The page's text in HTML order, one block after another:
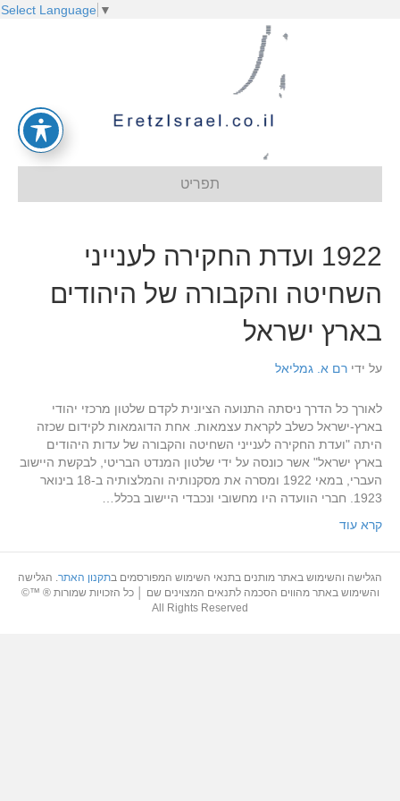
Select Language ▼
תפריט
1922 ועדת החקירה לענייני
השחיטה והקבורה של היהודים
בארץ ישראל
על ידי רם א. גמליאל
לאורך כל הדרך ניסתה התנועה הציונית לקדם שלטון מרכזי יהודי
בארץ-ישראל כשלב לקראת עצמאות. אחת הדוגמאות לקידום שכזה
היתה "ועדת החקירה לענייני השחיטה והקבורה של עדות היהודים
בארץ ישראל" אשר כונסה על ידי שלטון המנדט הבריטי, לבקשת היישוב
העברי, במאי 1922 ומסרה את מסקנותיה והמלצותיה ב-18 בינואר
1923. חברי הוועדה היו מחשובי ונכבדי היישוב בכלל…
קרא עוד
הגלישה והשימוש באתר מותנים בתנאי השימוש המפורסמים בתקנון האתר. הגלישה
והשימוש באתר מהווים הסכמה לתנאים המצוינים שם │ כל הזכויות שמורות ® ™©
All Rights Reserved